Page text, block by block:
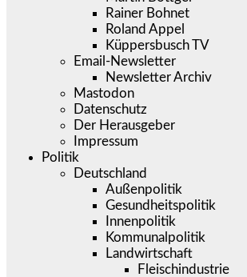
Rainer Bohnet
Roland Appel
Küppersbusch TV
Email-Newsletter
Newsletter Archiv
Mastodon
Datenschutz
Der Herausgeber
Impressum
Politik
Deutschland
Außenpolitik
Gesundheitspolitik
Innenpolitik
Kommunalpolitik
Landwirtschaft
Fleischindustrie